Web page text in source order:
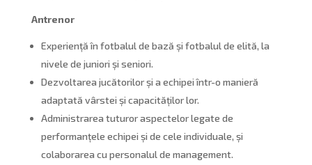
Antrenor
Experiență în fotbalul de bază și fotbalul de elită, la
nivele de juniori și seniori.
Dezvoltarea jucătorilor și a echipei într-o manieră
adaptată vârstei și capacităților lor.
Administrarea tuturor aspectelor legate de
performanțele echipei și de cele individuale, și
colaborarea cu personalul de management.